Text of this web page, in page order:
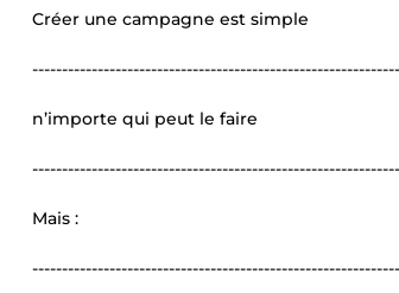
Créer une campagne est simple
n’importe qui peut le faire
Mais :